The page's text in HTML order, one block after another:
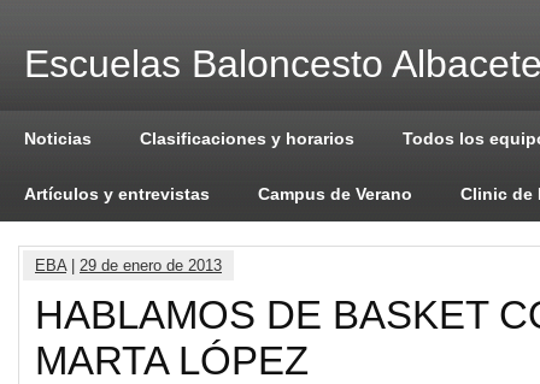
Escuelas Baloncesto
Noticias Clasificaciones y horarios Todos los
Artículos y entrevistas Campus de Verano Clinic de
EBA| 29 de enero de 2013
HABLAMOS DE BASKET
MARTA LÓPEZ